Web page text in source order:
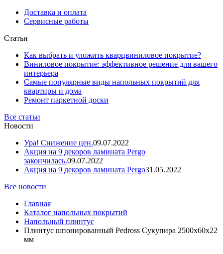
Доставка и оплата
Сервисные работы
Статьи
Как выбрать и уложить кварцвиниловое покрытие?
Виниловое покрытие: эффективное решение для вашего
интерьера
Самые популярные виды напольных покрытий для
квартиры и дома
Ремонт паркетной доски
Все статьи
Новости
Ура! Снижение цен.09.07.2022
Акция на 9 декоров ламината Pergo
закончилась.09.07.2022
Акция на 9 декоров ламината Pergo31.05.2022
Все новости
Главная
Каталог напольных покрытий
Напольный плинтус
Плинтус шпонированный Pedross Сукупира 2500х60х22
мм